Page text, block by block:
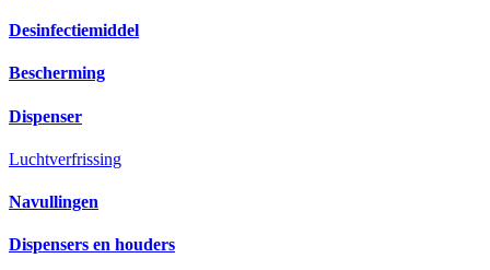
Desinfectiemiddel
Bescherming
Dispenser
Luchtverfrissing
Navullingen
Dispensers en houders